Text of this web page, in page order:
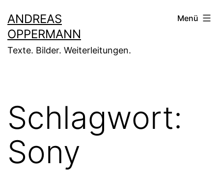
Inhalt
springen
ANDREAS
OPPERMANN
Texte. Bilder. Weiterleitungen.
Menü
Schlagwort:
Sony